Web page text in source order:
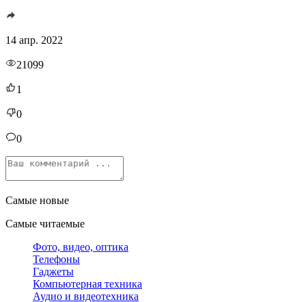
14 апр. 2022
21099
1
0
0
Самые новые
Самые читаемые
Фото, видео, оптика
Телефоны
Гаджеты
Компьютерная техника
Аудио и видеотехника